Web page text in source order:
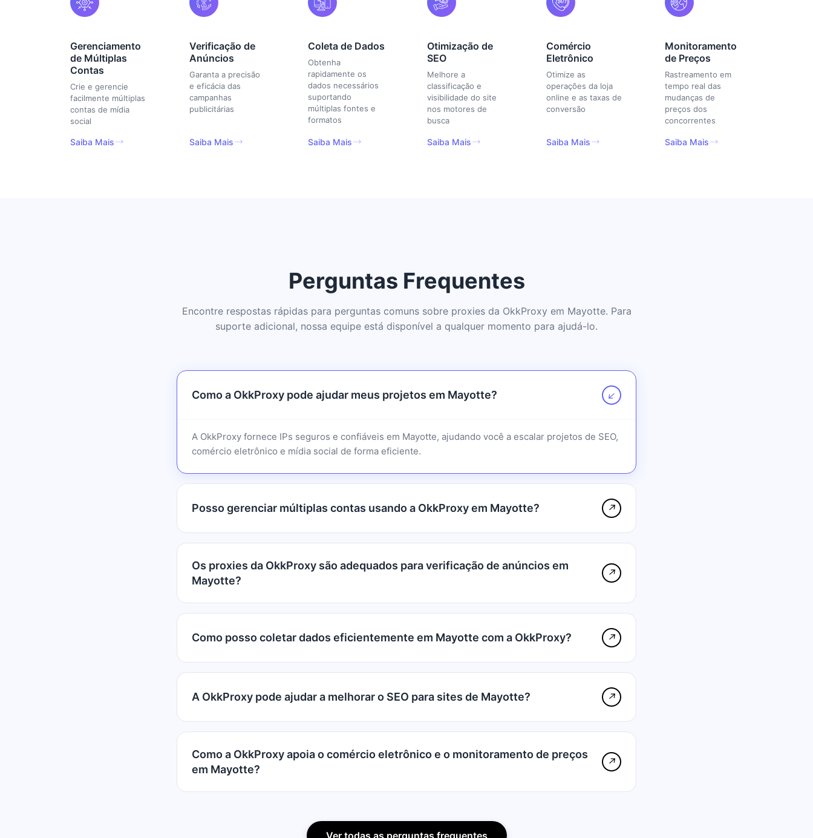
Gerenciamento
de Múltiplas
Contas
Crie e gerencie
facilmente múltiplas
contas de mídia
social
Saiba Mais
Verificação de
Anúncios
Garanta a precisão
e eficácia das
campanhas
publicitárias
Saiba Mais
Coleta de Dados
Obtenha
rapidamente os
dados necessários
suportando
múltiplas fontes e
formatos
Saiba Mais
Otimização de
SEO
Melhore a
classificação e
visibilidade do site
nos motores de
busca
Saiba Mais
Comércio
Eletrônico
Otimize as
operações da loja
online e as taxas de
conversão
Saiba Mais
Monitoramento
de Preços
Rastreamento em
tempo real das
mudanças de
preços dos
concorrentes
Saiba Mais
Perguntas Frequentes
Encontre respostas rápidas para perguntas comuns sobre proxies da OkkProxy em Mayotte. Para
suporte adicional, nossa equipe está disponível a qualquer momento para ajudá-lo.
Como a OkkProxy pode ajudar meus projetos em Mayotte? ↗
A OkkProxy fornece IPs seguros e confiáveis em Mayotte, ajudando você a escalar projetos de SEO,
comércio eletrônico e mídia social de forma eficiente.
Posso gerenciar múltiplas contas usando a OkkProxy em Mayotte? ↗
Os proxies da OkkProxy são adequados para verificação de anúncios em
Mayotte?
↗
Como posso coletar dados eficientemente em Mayotte com a OkkProxy? ↗
A OkkProxy pode ajudar a melhorar o SEO para sites de Mayotte? ↗
Como a OkkProxy apoia o comércio eletrônico e o monitoramento de preços
em Mayotte?
↗
Ver todas as perguntas frequentes